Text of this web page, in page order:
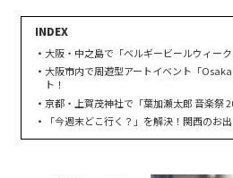
大阪・中之島で「ベルギービールウィー
大阪市内で周遊型アートイベント「
ト！
京都・上賀茂神社で「葉加瀬太郎 音楽祭
「今週末どこ行く？」を解決！関西のお